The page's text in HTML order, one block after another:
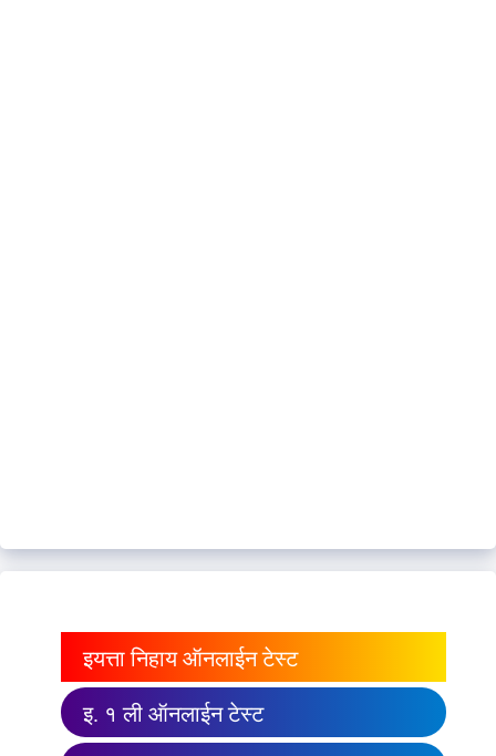
इयत्ता निहाय ऑनलाईन टेस्ट
इ. १ ली ऑनलाईन टेस्ट